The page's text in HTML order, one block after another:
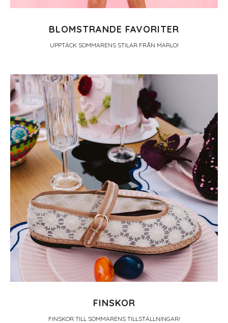
BLOMSTRANDE FAVORITER
UPPTÄCK SOMMARENS STILAR FRÅN MARLO!
FINSKOR
FINSKOR TILL SOMMARENS TILLSTÄLLNINGAR!